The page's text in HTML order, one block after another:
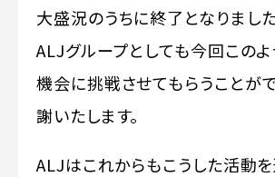
大盛況のうちに終了となりました
ALJグループとしても今回この
機会に挑戦させてもらうことが
謝いたします。
ALJはこれからもこうした活動を